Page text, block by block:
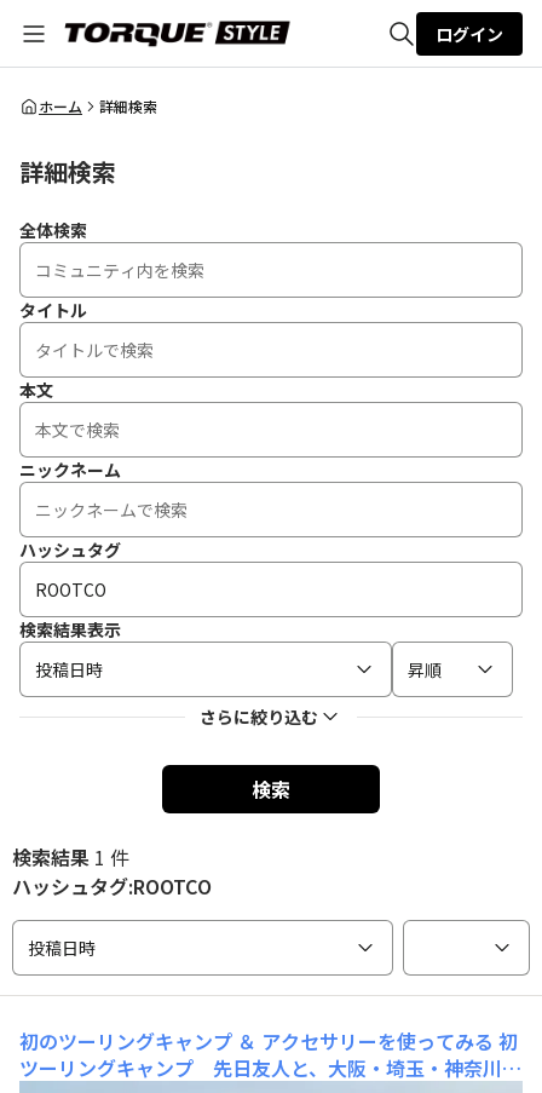
全体検索
ログイン
ホーム 詳細検索
詳細検索
全体検索
タイトル
本文
ニックネーム
ハッシュタグ
検索結果表示
投稿日時
昇順
さらに絞り込む
検索
検索結果 1 件
ハッシュタグ:ROOTCO
投稿日時
初のツーリングキャンプ ＆ アクセサリーを使ってみる 初
ツーリングキャンプ 先日友人と、大阪・埼玉・神奈川か